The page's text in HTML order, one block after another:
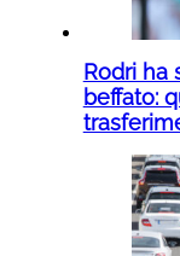
Rodri ha
beffato: